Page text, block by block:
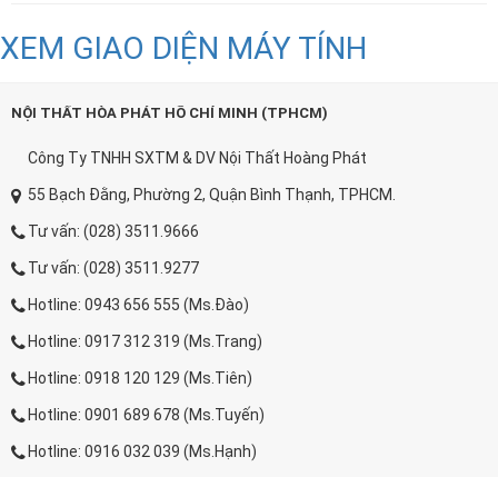
XEM GIAO DIỆN MÁY TÍNH
NỘI THẤT HÒA PHÁT HỒ CHÍ MINH (TPHCM)
Công Ty TNHH SXTM & DV Nội Thất Hoàng Phát
55 Bạch Đằng, Phường 2, Quận Bình Thạnh, TPHCM.
Tư vấn: (028) 3511.9666
Tư vấn: (028) 3511.9277
Hotline: 0943 656 555 (Ms.Đào)
Hotline: 0917 312 319 (Ms.Trang)
Hotline: 0918 120 129 (Ms.Tiên)
Hotline: 0901 689 678 (Ms.Tuyến)
Hotline: 0916 032 039 (Ms.Hạnh)